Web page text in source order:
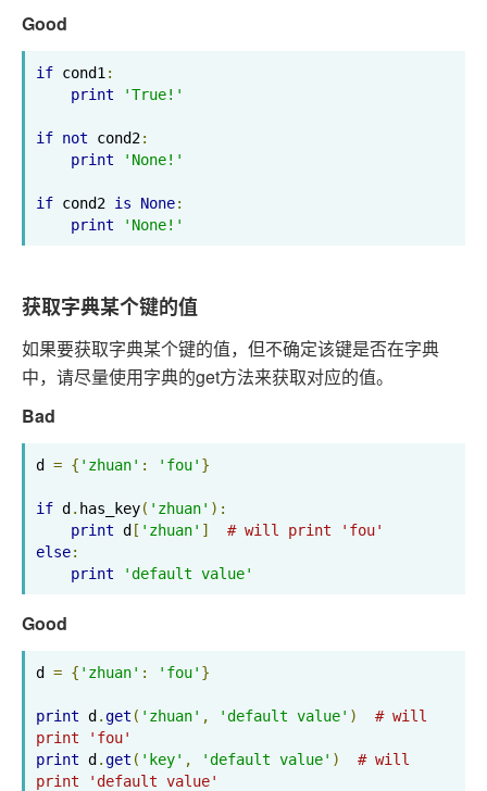
Good
if cond1 :
print
'True!'
if not cond2:
print
'None!'
if cond2 is None:
print
'None!'
获取字典某个键的值
如果要获取字典某个键的值，但不确定该键是否在字典
中，请尽量使用字典的get方法来获取对应的值。
Bad
d = { 'zhuan' : 'fou' }
if d. has_key( 'zhuan' ):
print d[ 'zhuan' ]
# will print 'fou'
else:
print
'default value'
Good
d = { 'zhuan' : 'fou' }
print d.get ( 'zhuan' , 'default value' )
# will
print 'fou'
print d.get ( 'key' , 'default value' )
# will
print 'default value'